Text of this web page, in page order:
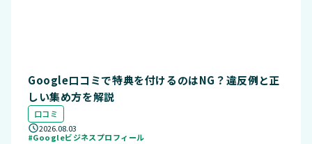
Google口コミで特典を付けるのはNG？違反例と正
しい集め方を解説
口コミ
2026.08.03
#Googleビジネスプロフィール